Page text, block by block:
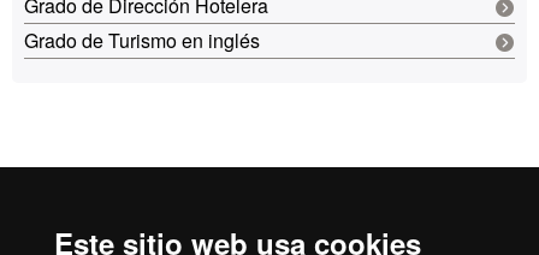
Este sitio web usa cookies
Grado de Turismo en inglés